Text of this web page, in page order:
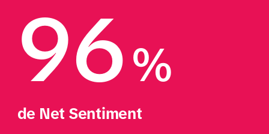
96%
de Net Sentiment